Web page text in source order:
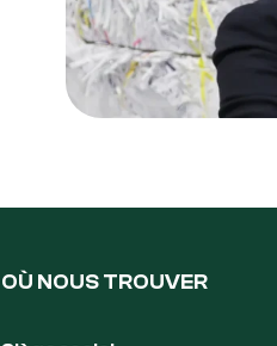
OÙ NOUS TROUVER